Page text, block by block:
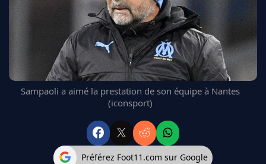
MANCHESTER UNITED
L'AVIS DE LA RÉDAC'
Sampaoli a aimé la prestation de son équipe à Nantes
(iconsport)
Préférez Foot11.com sur Google